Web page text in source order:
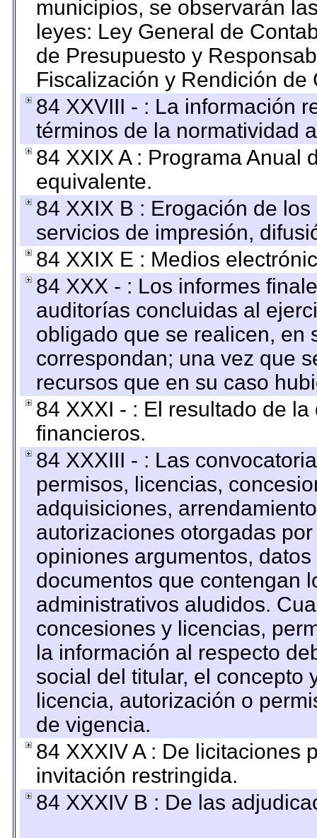
municipios, se observarán
leyes: Ley General de
de Presupuesto y
Fiscalización y Rendición
84 XXVIII - : La información
términos de la normatividad
84 XXIX A : Programa Anual
equivalente.
84 XXIX B : Erogación de
servicios de impresión,
84 XXIX E : Medios
84 XXX - : Los informes
auditorías concluidas al
obligado que se realicen, en
correspondan; una vez que
recursos que en su caso
84 XXXI - : El resultado de
financieros.
84 XXXIII - : Las
permisos, licencias,
adquisiciones,
autorizaciones otorgadas
opiniones argumentos,
documentos que contengan
administrativos aludidos.
concesiones y licencias,
la información al respecto
social del titular, el concepto
licencia, autorización o
de vigencia.
84 XXXIV A : De licitaciones
invitación restringida.
84 XXXIV B : De las